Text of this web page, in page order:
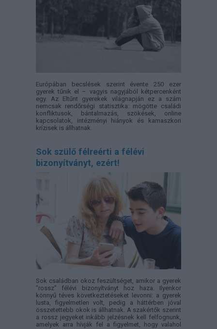
Európában becslések szerint évente 250 ezer
gyerek tűnik el – vagyis nagyjából kétpercenként
egy. Az Eltűnt gyerekek világnapján ez a szám
nemcsak rendőrségi statisztika: mögötte családi
konfliktusok, bántalmazás, szökések, online
kapcsolatok, intézményi hiányok és kamaszkori
krízisek is állhatnak.
Sok szülő félreérti a félévi
bizonyítványt, ezért!
Sok családban okoz feszültséget, amikor a gyerek
"rossz" félévi bizonyítványt hoz haza. Ilyenkor
könnyű téves következtetéseket levonni: a gyerek
lusta, figyelmetlen volt, pedig a háttérben jóval
összetettebb okok is állhatnak. A szakértők szerint
a rossz jegyeket inkább jelzésnek kell felfognunk,
amelyek arra hívják fel a figyelmet, hogy valahol